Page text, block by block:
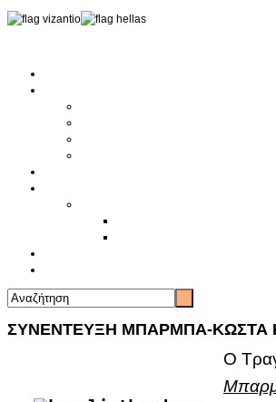
ΣΥΝΕΝΤΕΥΞΗ ΜΠΑΡΜΠΑ-ΚΩΣΤΑ
Ο